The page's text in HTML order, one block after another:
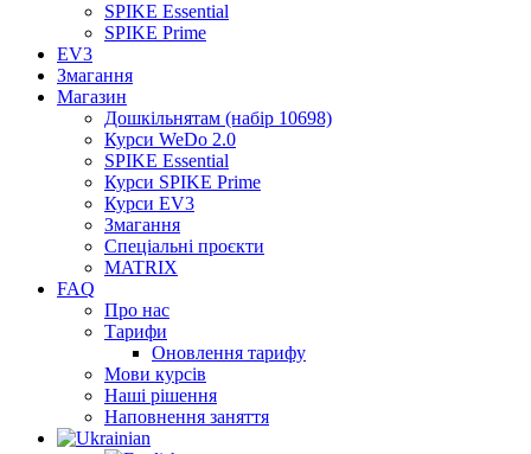
SPIKE Essential
SPIKE Prime
EV3
Змагання
Магазин
Дошкільнятам (набір 10698)
Курси WeDo 2.0
SPIKE Essential
Курси SPIKE Prime
Курси EV3
Змагання
Спеціальні проєкти
MATRIX
FAQ
Про нас
Тарифи
Оновлення тарифу
Мови курсів
Наші рішення
Наповнення заняття